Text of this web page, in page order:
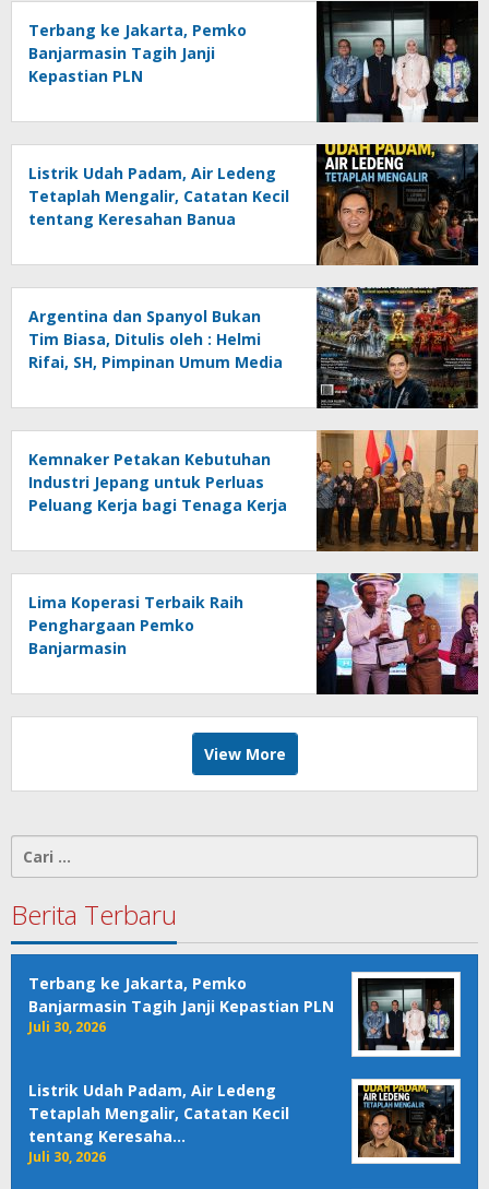
Terbang ke Jakarta, Pemko
Banjarmasin Tagih Janji
Kepastian PLN
Listrik Udah Padam, Air Ledeng
Tetaplah Mengalir, Catatan Kecil
tentang Keresahan Banua
Ancaman Lingkungan, Oleh :
Helmi Rifai, SH
Argentina dan Spanyol Bukan
Tim Biasa, Ditulis oleh : Helmi
Rifai, SH, Pimpinan Umum Media
Kemnaker Petakan Kebutuhan
Industri Jepang untuk Perluas
Peluang Kerja bagi Tenaga Kerja
Lima Koperasi Terbaik Raih
Penghargaan Pemko
Banjarmasin
View More
Cari
Berita Terbaru
Terbang ke Jakarta, Pemko
Banjarmasin Tagih Janji Kepastian PLN
Juli 30, 2026
Listrik Udah Padam, Air Ledeng
Tetaplah Mengalir, Catatan Kecil
tentang Keresaha…
Juli 30, 2026